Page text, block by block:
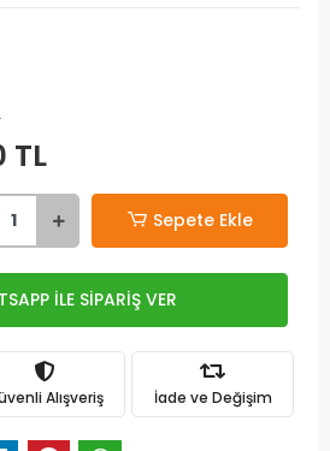
TL
Sepete Ekle
İLE SİPARİŞ VER
Alışveriş İade ve Değişim